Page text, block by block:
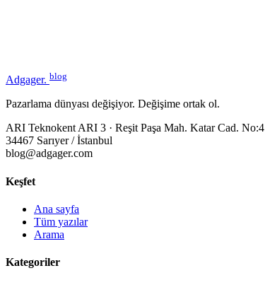
Adgager. blog
Pazarlama dünyası değişiyor. Değişime ortak ol.
ARI Teknokent ARI 3 · Reşit Paşa Mah. Katar Cad. No:4
34467 Sarıyer / İstanbul
blog@adgager.com
Keşfet
Ana sayfa
Tüm yazılar
Arama
Kategoriler